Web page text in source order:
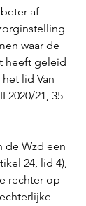
af
waar de
heeft geleid
lid Van
2020/21, 35
de Wzd een
24, lid 4),
rechter op